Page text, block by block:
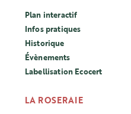
Plan interactif
Infos pratiques
Historique
Évènements
Labellisation Ecocert
LA ROSERAIE